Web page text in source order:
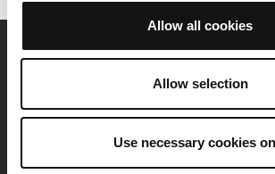
Allow all cookies
Allow selection
Use necessary cookies
Carrières
Contact